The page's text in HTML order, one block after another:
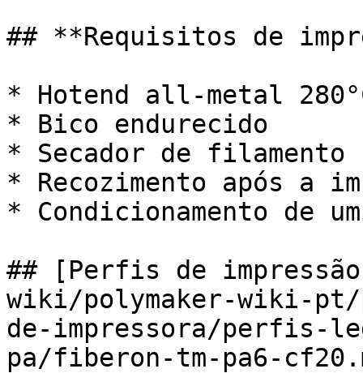
## **Requisitos de
* Hotend all-metal
* Bico endurecido
* Secador de filamento
* Recozimento após a
* Condicionamento de
## [Perfis de
wiki/polymaker-wiki-
de-impressora/perfis-
pa/fiberon-tm-pa6-